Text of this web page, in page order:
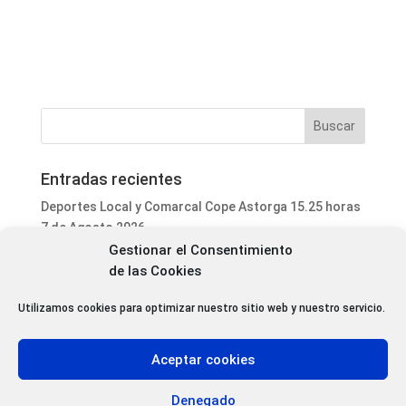
Gestionar el Consentimiento
de las Cookies
Utilizamos cookies para optimizar nuestro sitio web y nuestro servicio.
Aceptar cookies
Denegado
Entradas recientes
Deportes Local y Comarcal Cope Astorga 15.25 horas
7 de Agosto 2026
Informativo Mediodía Cope Astorga 14.20 horas 7 de
Agosto 2026
San Justo de la Vega acoge este fin de semana un
Programa Local Cope Astorga 7 de Agosto 2026
Abiertas las inscripciones para el XXVII Torneo de